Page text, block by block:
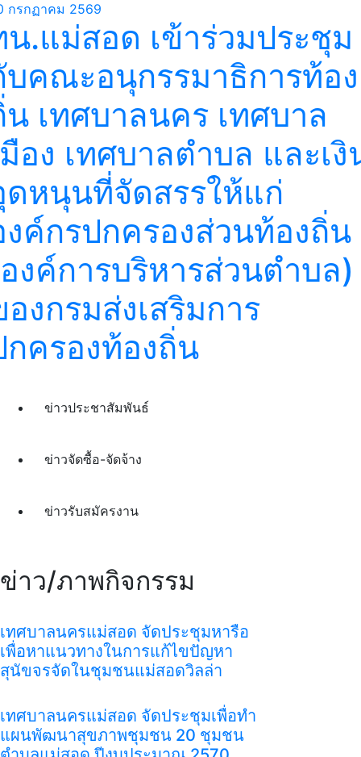
กรกฏาคม 2569
.แม่สอด เข้าร่วมประชุม
คณะอนุกรรมาธิการท้อง
เทศบาลนคร เทศบาล
อง เทศบาลตำบล และเงิ
หนุนที่จัดสรรให้แก่
ค์กรปกครองส่วนท้องถิ่น
งค์การบริหารส่วนตำบล)
งกรมส่งเสริมการ
ครองท้องถิ่น
ข่าวประชาสัมพันธ์
ข่าวจัดซื้อ-จัดจ้าง
ข่าวรับสมัครงาน
ข่าว/ภาพกิจกรรม
เทศบาลนครแม่สอด จัดประชุมหารือ
เพื่อหาแนวทางในการแก้ไขปัญหา
สุนัขจรจัดในชุมชนแม่สอดวิลล่า
เทศบาลนครแม่สอด จัดประชุมเพื่อทำ
แผนพัฒนาสุขภาพชุมชน 20 ชุมชน